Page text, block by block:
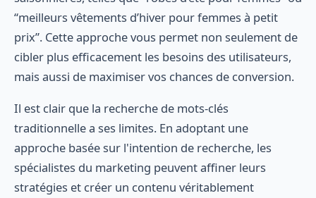
“meilleurs vêtements d’hiver pour femmes à petit
prix”. Cette approche vous permet non seulement de
cibler plus efficacement les besoins des utilisateurs,
mais aussi de maximiser vos chances de conversion.
Il est clair que la recherche de mots-clés
traditionnelle a ses limites. En adoptant une
approche basée sur l'intention de recherche, les
spécialistes du marketing peuvent affiner leurs
stratégies et créer un contenu véritablement